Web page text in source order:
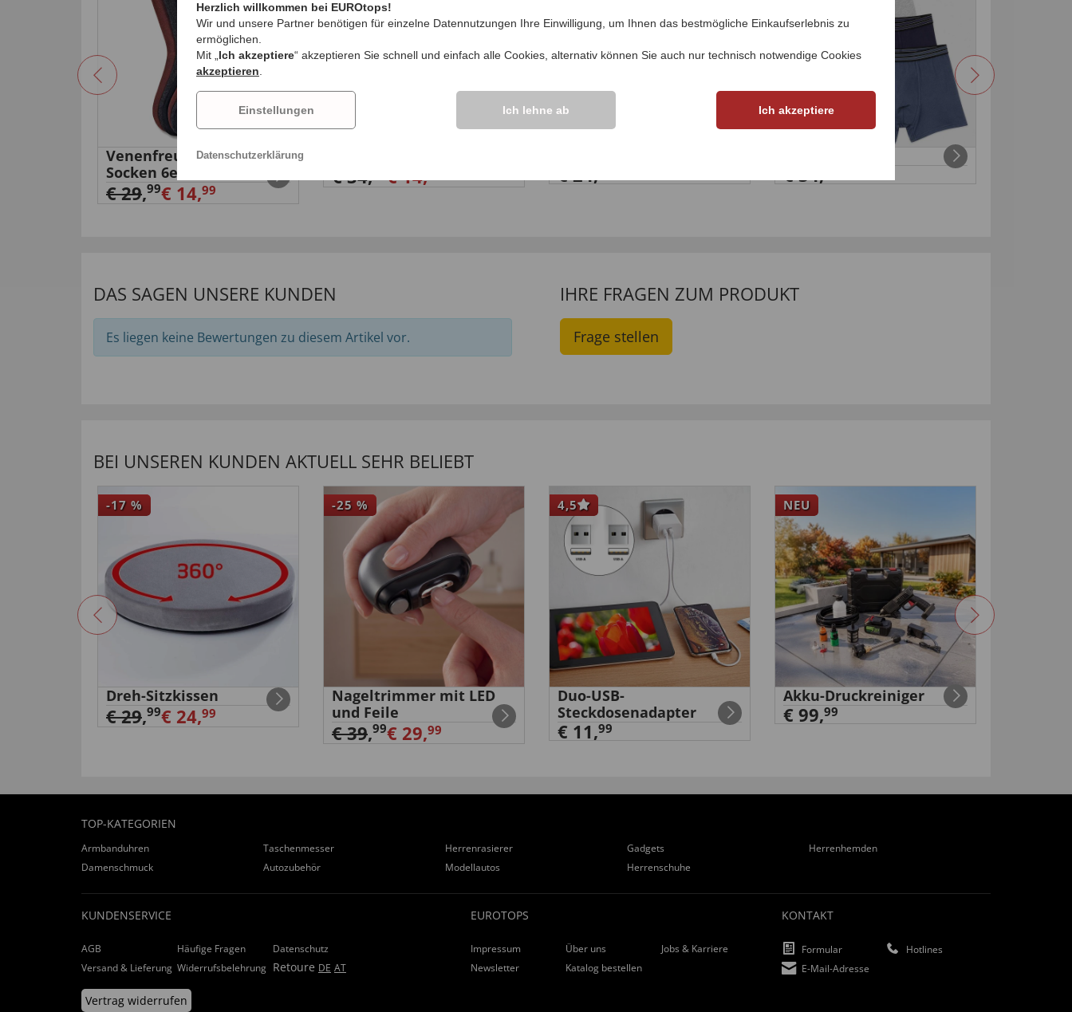
Venenfreundliche
Socken 6er-Pack
€ 29,99€ 14,99
€ 34, € 14, € 24, € 34,
DAS SAGEN UNSERE KUNDEN
Es liegen keine Bewertungen zu diesem Artikel vor.
IHRE FRAGEN ZUM PRODUKT
Frage stellen
BEI UNSEREN KUNDEN AKTUELL SEHR BELIEBT
-17 %
Dreh-Sitzkissen
€ 29,99€ 24,99
-25 %
Nageltrimmer mit LED
und Feile
€ 39,99€ 29,99
4,5
Duo-USB-
Steckdosenadapter
€ 11,99
NEU
Akku-Druckreiniger
€ 99,99
TOP-KATEGORIEN
Armbanduhren Taschenmesser Herrenrasierer Gadgets
Herrenhemden
Damenschmuck
Autozubehör Modellautos Herrenschuhe
KUNDENSERVICE
AGB Häufige Fragen
Datenschutz
Versand & Lieferung Widerrufsbelehrung Retoure DE AT
Vertrag widerrufen
EUROTOPS
Impressum Über uns
Jobs & Karriere
Newsletter
Katalog bestellen
KONTAKT
Formular
Hotlines
E-Mail-Adresse
Herzlich willkommen bei EUROtops!
Wir und unsere Partner benötigen für einzelne Datennutzungen Ihre Einwilligung, um Ihnen das bestmögliche Einkaufserlebnis zu
ermöglichen.
Mit „ Ich akzeptiere“ akzeptieren Sie schnell und einfach alle Cookies, alternativ können Sie auch nur technisch notwendige Cookies
akzeptieren
Einstellungen Ich lehne ab Ich akzeptiere
Datenschutzerklärung